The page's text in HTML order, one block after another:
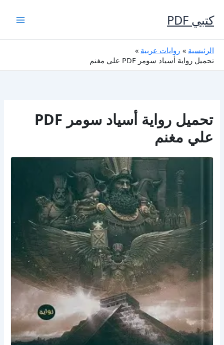
إلى
المحتوى
كتبي PDF
الرئيسية
روايات عربية
تحميل رواية أسياد سومر PDF علي مغنم
تحميل رواية أسياد سومر PDF
علي مغنم